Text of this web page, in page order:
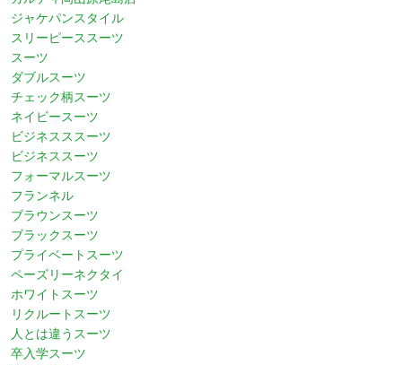
ジャケパンスタイル
スリーピーススーツ
スーツ
ダブルスーツ
チェック柄スーツ
ネイビースーツ
ビジネスススーツ
ビジネススーツ
フォーマルスーツ
フランネル
ブラウンスーツ
ブラックスーツ
プライベートスーツ
ペーズリーネクタイ
ホワイトスーツ
リクルートスーツ
人とは違うスーツ
卒入学スーツ